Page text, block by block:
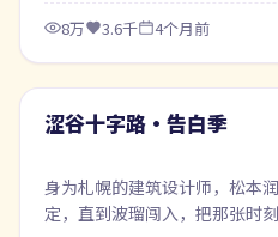
8万 3.6千 4个月前
最新
涩谷十字路·告白季
身为札幌的建筑设计师，松本
定，直到波瑠闯入，把那张时